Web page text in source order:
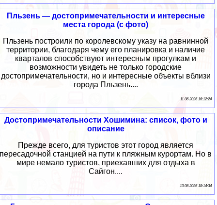
Пльзень — достопримечательности и интересные
места города (с фото)
Пльзень построили по королевскому указу на равнинной
территории, благодаря чему его планировка и наличие
кварталов способствуют интересным прогулкам и
возможности увидеть не только городские
достопримечательности, но и интересные объекты вблизи
города Пльзень....
11 06 2026 16:12:24
Достопримечательности Хошимина: список, фото и
описание
Прежде всего, для туристов этот город является
пересадочной станцией на пути к пляжным курортам. Но в
мире немало туристов, приехавших для отдыха в
Сайгон....
10 06 2026 18:14:34